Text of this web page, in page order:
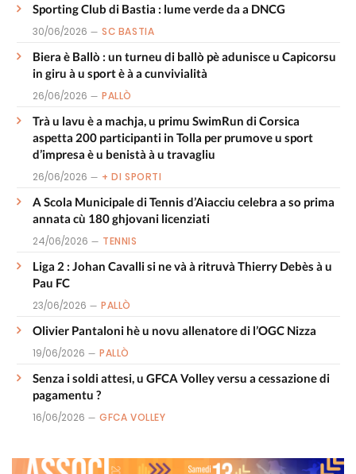
Sporting Club di Bastia : lume verde da a DNCG
30/06/2026 SC BASTIA
Biera è Ballò : un turneu di ballò pè adunisce u Capicorsu
in giru à u sport è à a cunvivialità
26/06/2026 PALLÒ
Trà u lavu è a machja, u primu SwimRun di Corsica
aspetta 200 participanti in Tolla per prumove u sport
d’impresa è u benistà à u travagliu
26/06/2026 + DI SPORTI
A Scola Municipale di Tennis d’Aiacciu celebra a so prima
annata cù 180 ghjovani licenziati
24/06/2026 TENNIS
Liga 2 : Johan Cavalli si ne và à ritruvà Thierry Debès à u
Pau FC
23/06/2026 PALLÒ
Olivier Pantaloni hè u novu allenatore di l’OGC Nizza
19/06/2026 PALLÒ
Senza i soldi attesi, u GFCA Volley versu a cessazione di
pagamentu ?
16/06/2026 GFCA VOLLEY